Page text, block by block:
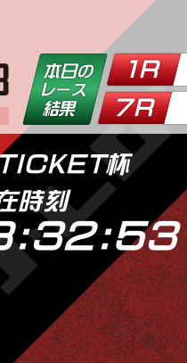
杯
時刻